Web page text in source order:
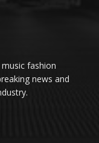
fashion
news and